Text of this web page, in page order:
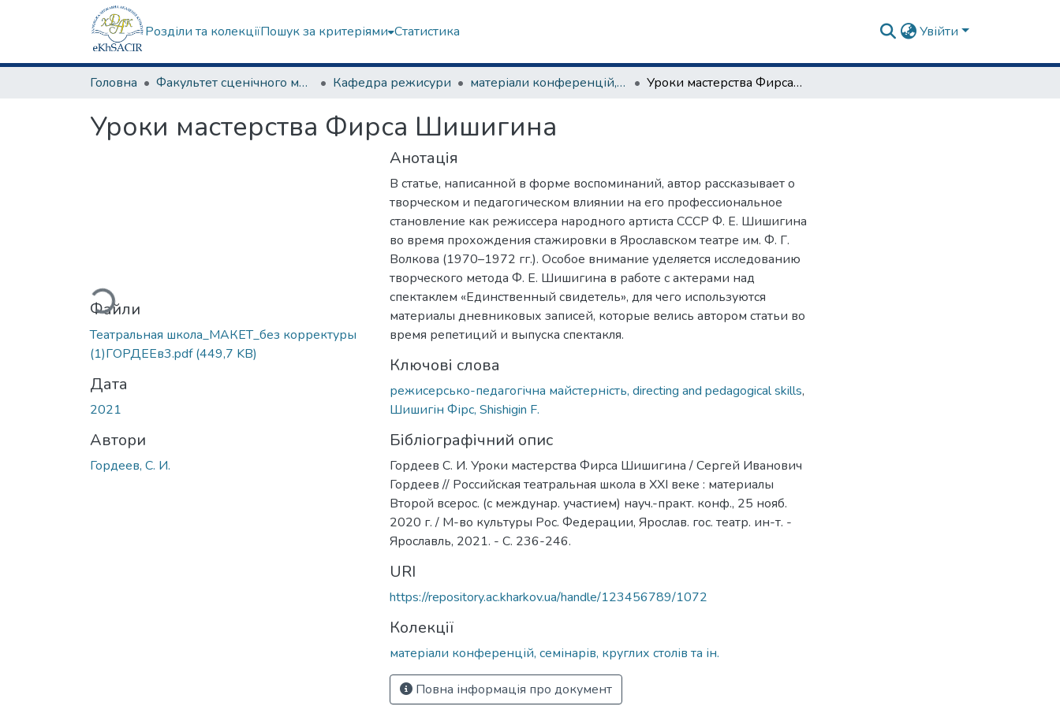
Розділи та колекціїПошук за критеріями Статистика Увійти
Головна Факультет сценічного мистецтва Кафедра режисури матеріали конференцій, семінарів, круглих столів та ін. Уроки мастерства Фирса Шишигина
Уроки мастерства Фирса Шишигина
Вантажиться...
Файли
Театральная школа_МАКЕТ_без корректуры
(1)ГОРДЕЕв3.pdf(449,7 KB)
Дата
2021
Автори
Гордеев, С. И.
Анотація
В статье, написанной в форме воспоминаний, автор рассказывает о
творческом и педагогическом влиянии на его профессиональное
становление как режиссера народного артиста СССР Ф. Е. Шишигина
во время прохождения стажировки в Ярославском театре им. Ф. Г.
Волкова (1970–1972 гг.). Особое внимание уделяется исследованию
творческого метода Ф. Е. Шишигина в работе с актерами над
спектаклем «Единственный свидетель», для чего используются
материалы дневниковых записей, которые велись автором статьи во
время репетиций и выпуска спектакля.
Ключові слова
режисерсько-педагогічна майстерність, directing and pedagogical skills,
Шишигін Фірс, Shishigin F.
Бібліографічний опис
Гордеев С. И. Уроки мастерства Фирса Шишигина / Сергей Иванович
Гордеев // Российская театральная школа в ХХІ веке : материалы
Второй всерос. (с междунар. участием) науч.-практ. конф., 25 нояб.
2020 г. / М-во культуры Рос. Федерации, Ярослав. гос. театр. ин-т. -
Ярославль, 2021. - C. 236-246.
URI
https://repository.ac.kharkov.ua/handle/123456789/1072
Колекції
матеріали конференцій, семінарів, круглих столів та ін.
Повна інформація про документ